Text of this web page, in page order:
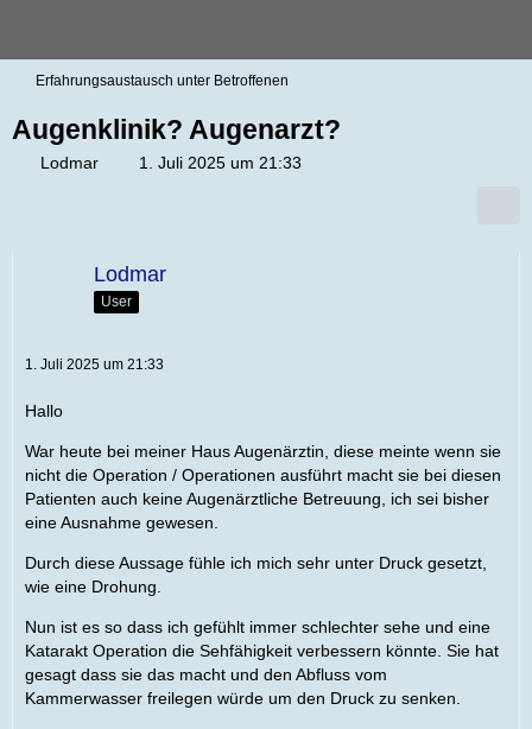
Erfahrungsaustausch unter Betroffenen
Augenklinik? Augenarzt?
Lodmar 1. Juli 2025 um 21:33
Lodmar
User
1. Juli 2025 um 21:33
Hallo
War heute bei meiner Haus Augenärztin, diese meinte wenn sie
nicht die Operation / Operationen ausführt macht sie bei diesen
Patienten auch keine Augenärztliche Betreuung, ich sei bisher
eine Ausnahme gewesen.
Durch diese Aussage fühle ich mich sehr unter Druck gesetzt,
wie eine Drohung.
Nun ist es so dass ich gefühlt immer schlechter sehe und eine
Katarakt Operation die Sehfähigkeit verbessern könnte. Sie hat
gesagt dass sie das macht und den Abfluss vom
Kammerwasser freilegen würde um den Druck zu senken.